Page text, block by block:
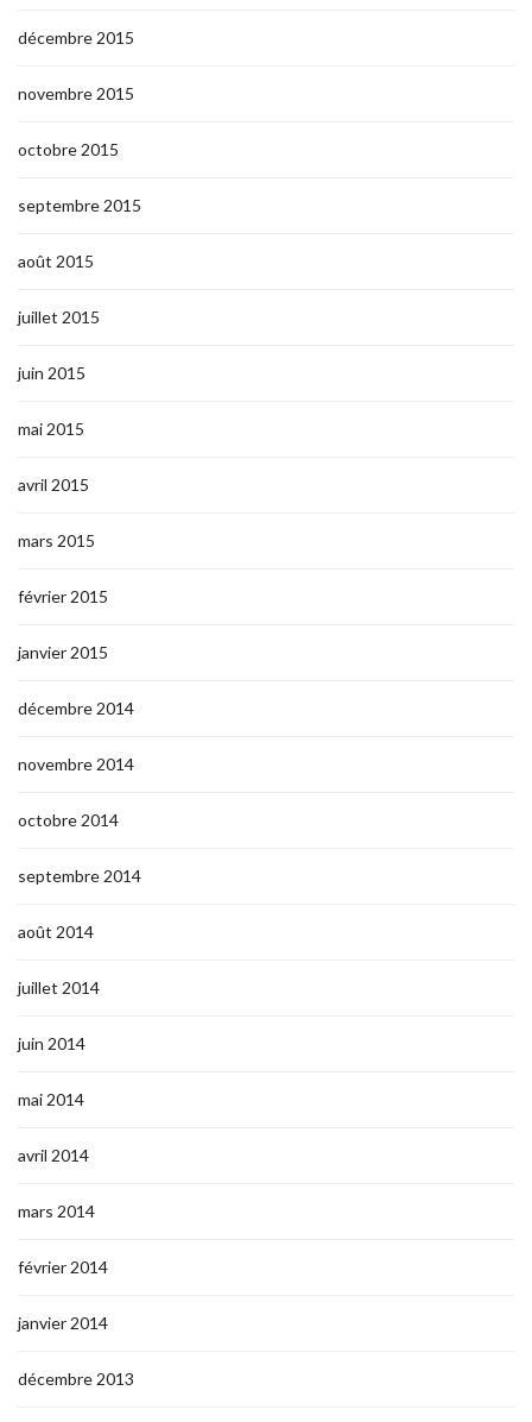
décembre 2015
novembre 2015
octobre 2015
septembre 2015
août 2015
juillet 2015
juin 2015
mai 2015
avril 2015
mars 2015
février 2015
janvier 2015
décembre 2014
novembre 2014
octobre 2014
septembre 2014
août 2014
juillet 2014
juin 2014
mai 2014
avril 2014
mars 2014
février 2014
janvier 2014
décembre 2013